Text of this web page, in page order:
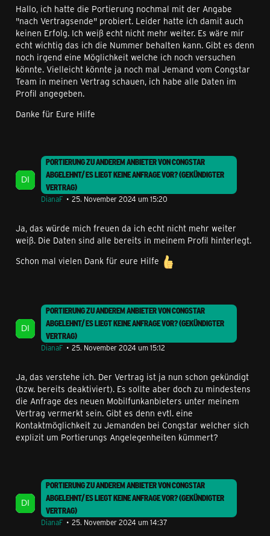
Hallo, ich hatte die Portierung nochmal mit der Angabe
"nach Vertragsende" probiert. Leider hatte ich damit auch
keinen Erfolg. Ich weiß echt nicht mehr weiter. Es wäre mir
echt wichtig das ich die Nummer behalten kann. Gibt es denn
noch irgend eine Möglichkeit welche ich noch versuchen
könnte. Vielleicht könnte ja noch mal Jemand vom Congstar
Team in meinen Vertrag schauen, ich habe alle Daten im
Profil angegeben.
Danke für Eure Hilfe
PORTIERUNG ZU ANDEREM ANBIETER VON CONGSTAR
ABGELEHNT/ ES LIEGT KEINE ANFRAGE VOR? (GEKÜNDIGTER
VERTRAG)
DianaF
25. November 2024 um 15:20
Ja, das würde mich freuen da ich echt nicht mehr weiter
weiß. Die Daten sind alle bereits in meinem Profil hinterlegt.
Schon mal vielen Dank für eure Hilfe
PORTIERUNG ZU ANDEREM ANBIETER VON CONGSTAR
ABGELEHNT/ ES LIEGT KEINE ANFRAGE VOR? (GEKÜNDIGTER
VERTRAG)
DianaF
25. November 2024 um 15:12
Ja, das verstehe ich. Der Vertrag ist ja nun schon gekündigt
(bzw. bereits deaktiviert). Es sollte aber doch zu mindestens
die Anfrage des neuen Mobilfunkanbieters unter meinem
Vertrag vermerkt sein. Gibt es denn evtl. eine
Kontaktmöglichkeit zu Jemanden bei Congstar welcher sich
explizit um Portierungs Angelegenheiten kümmert?
PORTIERUNG ZU ANDEREM ANBIETER VON CONGSTAR
ABGELEHNT/ ES LIEGT KEINE ANFRAGE VOR? (GEKÜNDIGTER
VERTRAG)
DianaF
25. November 2024 um 14:37